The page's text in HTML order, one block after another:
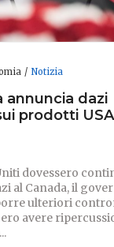
Notizia
annuncia dazi
prodotti USA
dovessero
al Canada, il
ulteriori
avere